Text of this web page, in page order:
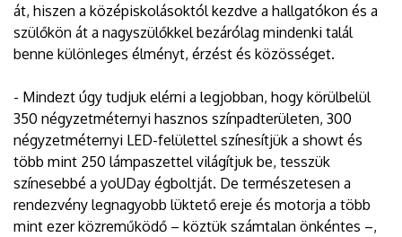
át, hiszen a középiskolásoktól kezdve a hallgatókon és a
szülőkön át a nagyszülőkkel bezárólag mindenki talál
benne különleges élményt, érzést és közösséget.
- Mindezt úgy tudjuk elérni a legjobban, hogy körülbelül
350 négyzetméternyi hasznos színpadterületen, 300
négyzetméternyi LED-felülettel színesítjük a showt és
több mint 250 lámpaszettel világítjuk be, tesszük
színesebbé a yoUDay égboltját. De természetesen a
rendezvény legnagyobb lüktető ereje és motorja a több
mint ezer közreműködő – köztük számtalan önkéntes –,